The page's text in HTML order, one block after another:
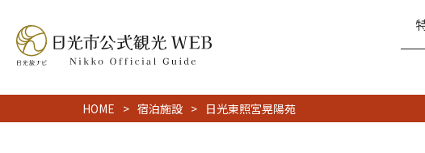
HOME 宿泊施設 日光東照宮晃陽苑